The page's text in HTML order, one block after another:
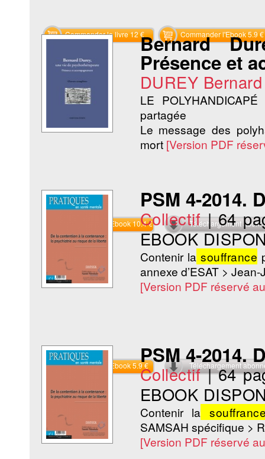
Commander le livre 12 € Commander l'Ebook 5.9 €
Bernard
Présence et
DUREY Bernard
LE
partagée
Le message des
mort [Version PDF
Commander l'Ebook 10.4 € Téléchargement
PSM 4-2014.
Collectif |64
EBOOK
Contenir lasouffrance
annexe d’ESAT >
[Version PDF réservé
Commander l'Ebook 5.9 € Téléchargement
PSM 4-2014.
Collectif |64
EBOOK
Contenir la
SAMSAH spécifique >
[Version PDF réservé